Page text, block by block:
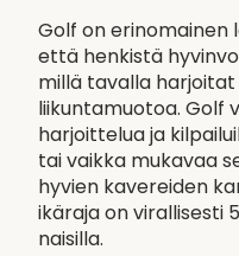
Golf on erinomainen
että henkistä
millä tavalla
liikuntamuotoa. Golf
harjoittelua ja
tai vaikka mukavaa
hyvien kavereiden
ikäraja on virallisesti
naisilla.